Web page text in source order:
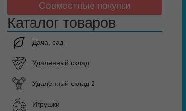
Совместные покупки
Каталог товаров
Дача, сад
Удалённый склад
Удалённый склад 2
Игрушки